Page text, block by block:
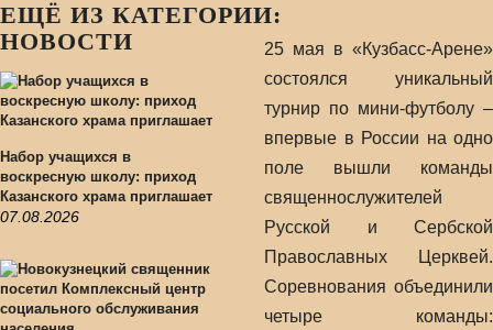
ЕЩЁ ИЗ КАТЕГОРИИ:
НОВОСТИ
Набор учащихся в
воскресную школу: приход
Казанского храма приглашает
07.08.2026
25 мая в «Кузбасс-Арене»
состоялся уникальный
турнир по мини-футболу –
впервые в России на одно
поле вышли команды
священнослужителей
Русской и Сербской
Православных Церквей.
Соревнования объединили
четыре команды: